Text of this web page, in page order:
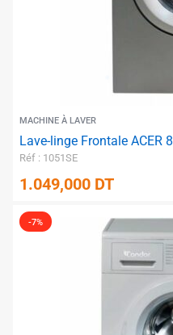
MACHINE À LAVER
Lave-linge Frontale ACER
Réf : 1051SE
1.049,000 DT
-7%